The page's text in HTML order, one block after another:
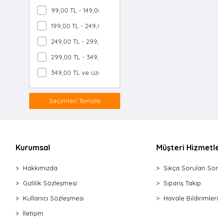
Makas Mutfak
Çırpıcı Metal
Rende 4 Gen
Dilimleyici Peynir
Soyacak & Oyacak
Rende Mini
Rende Piramit
Rende Plastik Saplı
Dilimleyici Patates
Soyacak Tek Başlı
Rende & Soyacak Seti
99,00 TL - 149,00 TL
199,00 TL - 249,00 TL
249,00 TL - 299,00 TL
299,00 TL - 349,00 TL
349,00 TL ve üzeri
Seçimleri Temizle
Kurumsal
Hakkımızda
Gizlilik Sözleşmesi
Kullanıcı Sözleşmesi
İletişim
Müşteri
Sıkça Sorulan
Sipariş Takip
Havale Bildirimleri